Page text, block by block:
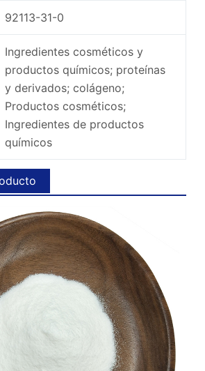
92113-31-0
Ingredientes cosméticos y
productos químicos; proteínas
y derivados; colágeno;
Productos cosméticos;
Ingredientes de productos
químicos